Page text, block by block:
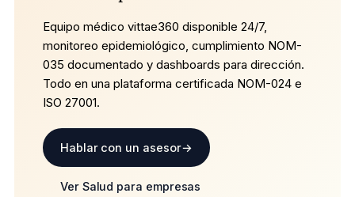
Equipo médico vittae360 disponible 24/7,
monitoreo epidemiológico, cumplimiento NOM-
035 documentado y dashboards para dirección.
Todo en una plataforma certificada NOM-024 e
ISO 27001.
Hablar con un asesor→
Ver Salud para empresas